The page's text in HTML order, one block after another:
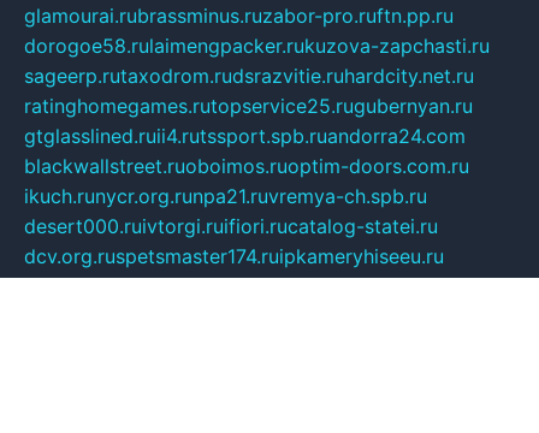
glamourai.rubrassminus.ruzabor-pro.ruftn.pp.ru
dorogoe58.rulaimengpacker.rukuzova-zapchasti.ru
sageerp.rutaxodrom.rudsrazvitie.ruhardcity.net.ru
ratinghomegames.rutopservice25.rugubernyan.ru
gtglasslined.ruii4.rutssport.spb.ruandorra24.com
blackwallstreet.ruoboimos.ruoptim-doors.com.ru
ikuch.runycr.org.runpa21.ruvremya-ch.spb.ru
desert000.ruivtorgi.ruifiori.rucatalog-statei.ru
dcv.org.ruspetsmaster174.ruipkameryhiseeu.ru